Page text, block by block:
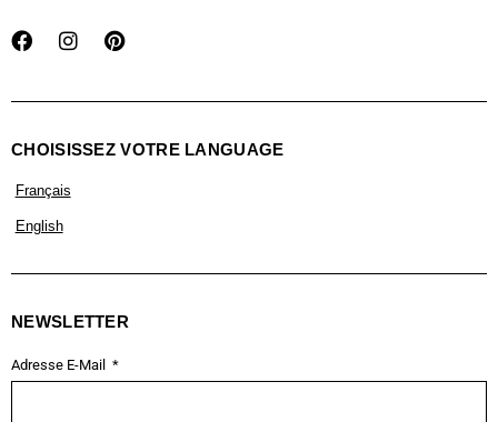
CHOISISSEZ VOTRE LANGUAGE
Français
English
NEWSLETTER
Adresse E-Mail